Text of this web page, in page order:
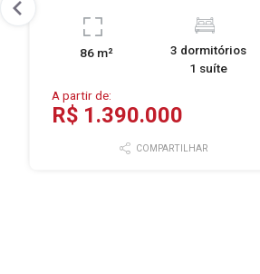
86 m²
3 dormitórios
1 suíte
A partir de:
R$ 1.390.000
COMPARTILHAR